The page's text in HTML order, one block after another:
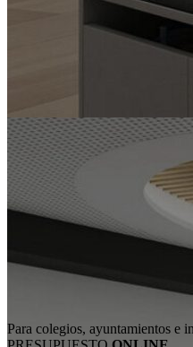
Para colegios, ayuntamientos e